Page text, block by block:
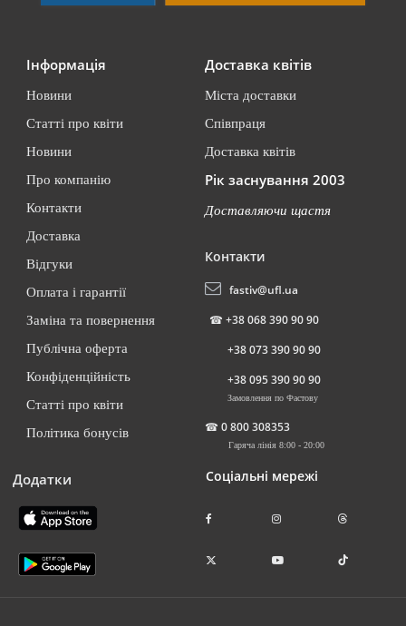
Інформація
Новини
Статті про квіти
Новини
Про компанію
Контакти
Доставка
Відгуки
Оплата і гарантії
Заміна та повернення
Публічна оферта
Конфіденційність
Статті про квіти
Політика бонусів
Додатки
Доставка квітів
Міста доставки
Співпраця
Доставка квітів
Рік заснування 2003
Доставляючи щастя
Контакти
fastiv@ufl.ua
☎ +38 068 390 90 90
+38 073 390 90 90
+38 095 390 90 90
Замовлення по Фастову
☎ 0 800 308353
Гаряча лінія 8:00 - 20:00
Соціальні мережі